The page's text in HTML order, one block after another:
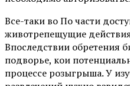
Все-таки во По части
животрепещущие
Впоследствии обретения
подворье, кои
процессе розыгрыша. У